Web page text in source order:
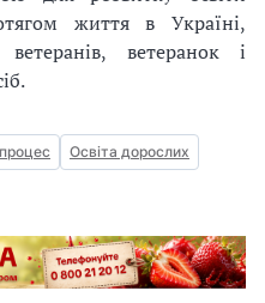
життя в Україні,
ветеранок і
Освіта дорослих